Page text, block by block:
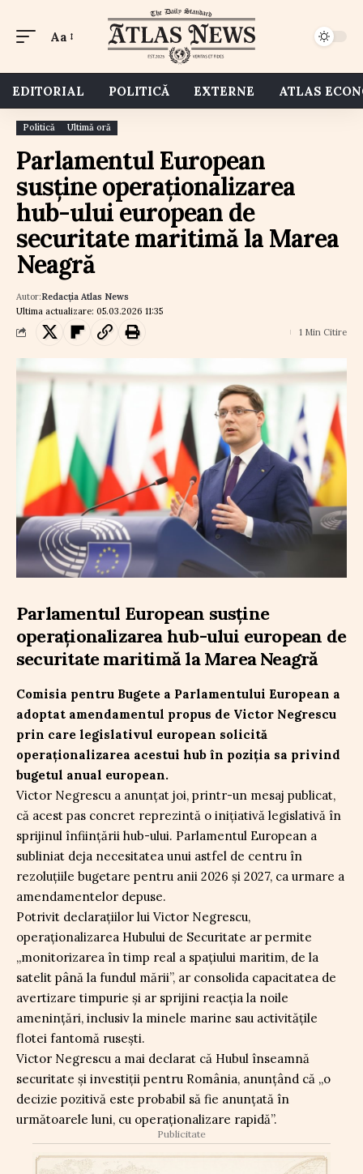
Aa
EDITORIAL POLITICĂ EXTERNE ATLAS
Politică Ultimă oră
Parlamentul European
susține operaționalizarea
hub-ului european de
securitate maritimă la Marea
Neagră
Ultima actualizare: 05.03.2026 11:35
Autor:Redacția Atlas News
1 Min Citire
Parlamentul European susține
operaționalizarea hub-ului european de
securitate maritimă la Marea Neagră
Comisia pentru Bugete a Parlamentului European a
adoptat amendamentul propus de Victor Negrescu
prin care legislativul european solicită
operaționalizarea acestui hub în poziția sa privind
bugetul anual european.
Victor Negrescu a anunțat joi, printr-un mesaj publicat,
că acest pas concret reprezintă o inițiativă legislativă în
sprijinul înființării hub-ului. Parlamentul European a
subliniat deja necesitatea unui astfel de centru în
rezoluțiile bugetare pentru anii 2026 și 2027, ca urmare a
amendamentelor depuse.
Potrivit declarațiilor lui Victor Negrescu,
operaționalizarea Hubului de Securitate ar permite
„monitorizarea în timp real a spațiului maritim, de la
satelit până la fundul mării”, ar consolida capacitatea de
avertizare timpurie și ar sprijini reacția la noile
amenințări, inclusiv la minele marine sau activitățile
flotei fantomă rusești.
Victor Negrescu a mai declarat că Hubul înseamnă
securitate și investiții pentru România, anunțând că „o
decizie pozitivă este probabil să fie anunțată în
următoarele luni, cu operaționalizare rapidă”.
Publicitate